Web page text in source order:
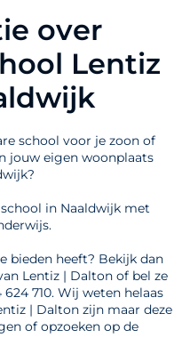
over
Lentiz
school voor je zoon of
jouw eigen woonplaats
in Naaldwijk met
bieden heeft? Bekijk dan
Lentiz | Dalton of bel ze
710. Wij weten helaas
| Dalton zijn maar deze
of opzoeken op de